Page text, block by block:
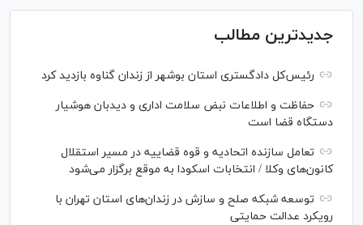
جدیدترین مطالب
رئیس‌کل دادگستری استان بوشهر از زندان گناوه بازدید کرد
حفاظت و اطلاعات نبض سلامت اداری و دیدبان هوشیار
دستگاه قضا است
تعامل سازنده اتحادیه و قوه قضاییه در مسیر استقلال
کانون‌های وکلا / انتخابات اسکودا به موقع برگزار می‌شود
توسعه شبکه‌ صلح و سازش در زندان‌های استان تهران با
رویکرد عدالت حمایتی